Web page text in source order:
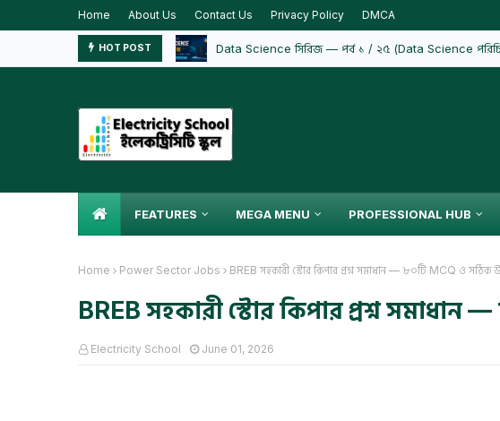
Home About Us Contact Us Privacy Policy DMCA
HOT POST Data Science সিরিজ — পর্ব ১ / ২৫ (Data Science
FEATURES MEGA MENU PROFESSIONAL HUB
Home Power Sector Jobs BREB সহকারী স্টোর কিপার প্রশ্ন সমাধান — ৮০টি MCQ ও সঠিক
BREB সহকারী স্টোর কিপার প্রশ্ন সমাধান
Electricity School June 01, 2026